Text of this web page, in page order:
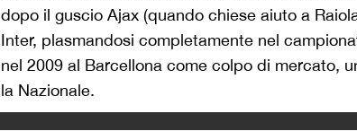
dopo il guscio Ajax (quando chiese aiuto a
Inter, plasmandosi completamente nel
nel 2009 al Barcellona come colpo di mercato,
la Nazionale.